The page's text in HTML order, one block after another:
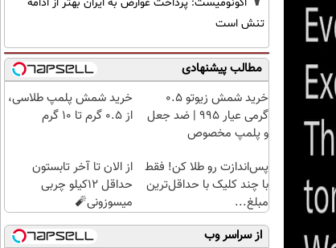
تنش است
مطالب پیشنهادی
خرید شمش زیوتو ۰.۵
گرمی عیار ۹۹۵ | ضد جعل
و پلمپ مخصوص
خرید شمش پلمپ طلاسی،
از ۰.۵ گرم تا ۱۰ گرم
پس‌اندازت رو طلا کن! فقط
با چند کلیک با حداقل‌ترین
مبلغ...
از الان تا آخر تابستون
حداقل 12کیلو چربی
میسوزونی🧨
از سراسر وب